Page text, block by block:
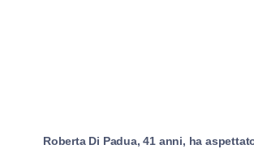
Roberta Di Padua, 41 anni, ha